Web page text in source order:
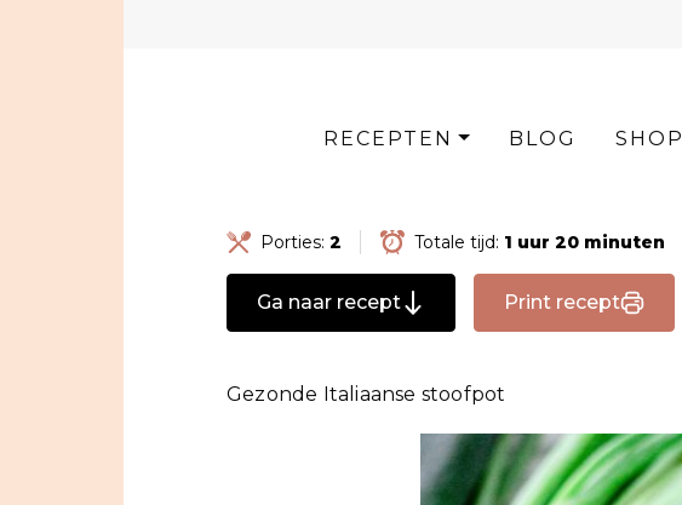
RECEPTEN BLOG SHOP
Porties: 2 Totale tijd: 1 uur 20 minuten
Ga naar recept Print recept
Gezonde Italiaanse stoofpot